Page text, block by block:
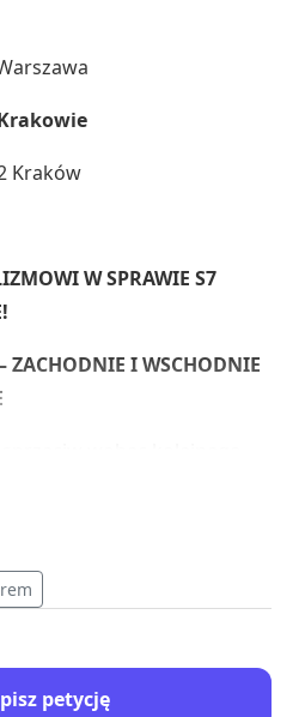
Kraków
W SPRAWIE S7
ZACHODNIE I WSCHODNIE
przebiegu S7 Kraków-
przez Skawinę
Wieliczkę i
petycję